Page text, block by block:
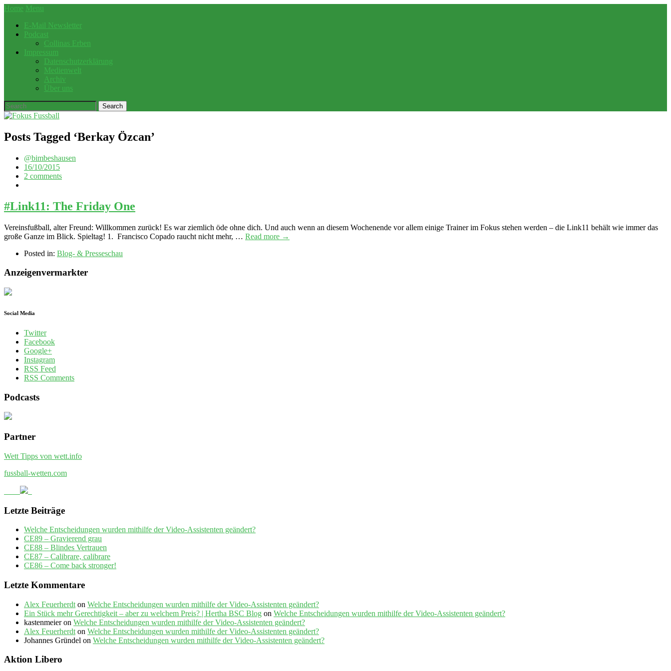
Home Menu
E-Mail Newsletter
Podcast
Collinas Erben
Impressum
Datenschutzerklärung
Medienwelt
Archiv
Über uns
Posts Tagged ‘Berkay Özcan’
@bimbeshausen
16/10/2015
2 comments
#Link11: The Friday One
Vereinsfußball, alter Freund: Willkommen zurück! Es war ziemlich öde ohne dich. Und auch wenn an diesem Wochenende vor allem einige Trainer im Fokus stehen werden – die Link11 behält wie immer das
große Ganze im Blick. Spieltag! 1. Francisco Copado raucht nicht mehr, … Read more →
Posted in: Blog- & Presseschau
Anzeigenvermarkter
Social Media
Twitter
Facebook
Google+
Instagram
RSS Feed
RSS Comments
Podcasts
Partner
Wett Tipps von wett.info
fussball-wetten.com
Letzte Beiträge
Welche Entscheidungen wurden mithilfe der Video-Assistenten geändert?
CE89 – Gravierend grau
CE88 – Blindes Vertrauen
CE87 – Calibrare, calibrare
CE86 – Come back stronger!
Letzte Kommentare
Alex Feuerherdt on Welche Entscheidungen wurden mithilfe der Video-Assistenten geändert?
Ein Stück mehr Gerechtigkeit – aber zu welchem Preis? | Hertha BSC Blog on Welche Entscheidungen wurden mithilfe der Video-Assistenten geändert?
kastenmeieron Welche Entscheidungen wurden mithilfe der Video-Assistenten geändert?
Alex Feuerherdt on Welche Entscheidungen wurden mithilfe der Video-Assistenten geändert?
Johannes Gründel on Welche Entscheidungen wurden mithilfe der Video-Assistenten geändert?
Aktion Libero